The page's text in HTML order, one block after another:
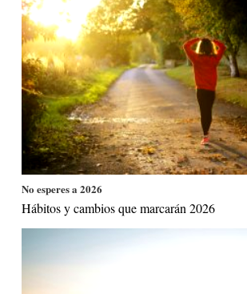
No esperes a 2026
Hábitos y cambios que marcarán 2026